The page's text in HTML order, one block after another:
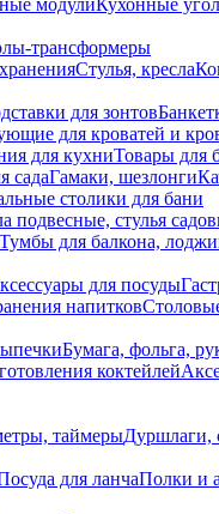
модулиКухонные
трансформеры
Стулья, кресла
для зонтов
для кроватей и
для кухниТовары для
садаГамаки, шезлонги
столики для бани
подвесные, стулья
Тумбы для балкона,
для посуды
напитков
Бумага, фольга,
коктейлей
таймерыДуршлаги,
для ланчаПолки и